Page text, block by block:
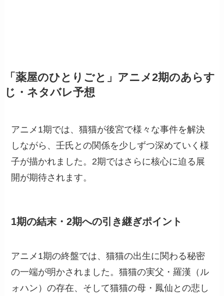
「薬屋のひとりごと」アニメ2期のあらす
じ・ネタバレ予想
アニメ1期では、猫猫が後宮で様々な事件を解決
しながら、壬氏との関係を少しずつ深めていく様
子が描かれました。2期ではさらに核心に迫る展
開が期待されます。
1期の結末・2期への引き継ぎポイント
アニメ1期の終盤では、猫猫の出生に関わる秘密
の一端が明かされました。猫猫の実父・羅漢（ル
ォハン）の存在、そして猫猫の母・鳳仙との悲し